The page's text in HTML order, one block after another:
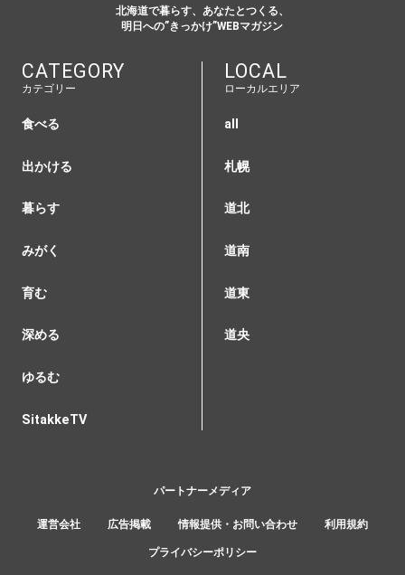
北海道で暮らす、あなたとつくる、
明日への”きっかけ”WEBマガジン
CATEGORY
カテゴリー
食べる
出かける
暮らす
みがく
育む
深める
ゆるむ
SitakkeTV
LOCAL
ローカルエリア
all
札幌
道北
道南
道東
道央
運営会社 広告掲載 情報提供・お問い合わせ 利用規約
プライバシーポリシー
パートナーメディア